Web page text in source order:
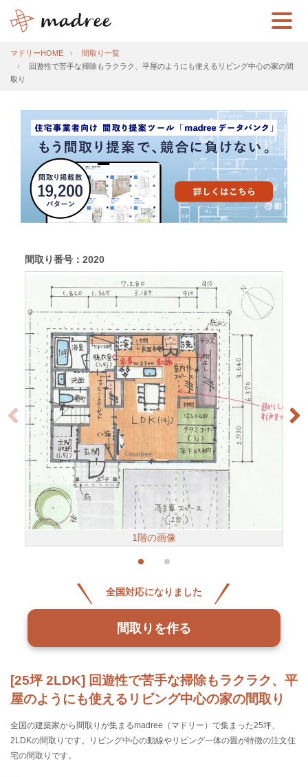
マドリーHOME
間取り一覧
回遊性で苦手な掃除もラクラク、平屋のようにも使えるリビング中心の家の間
取り
[25坪 2LDK] 回遊性で苦手な掃除もラクラク、平
屋のようにも使えるリビング中心の家の間取り
全国の建築家から間取りが集まるmadree（マドリー）で集まった25坪、
2LDKの間取りです。リビング中心の動線やリビング一体の畳が特徴の注文住
宅の間取りです。
間取り番号：2020
1階の画像
全国対応になりました
間取りを作る